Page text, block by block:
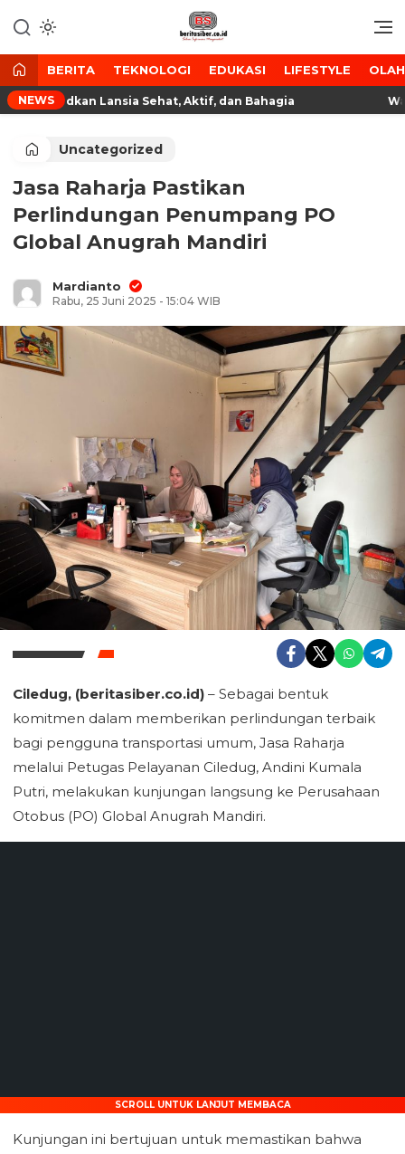
ke
konten
BeritaSiber.co.id
Media Tanggap Dan Akurat
BERITA TEKNOLOGI EDUKASI LIFESTYLE
NEWS
Wujudkan Lansia Sehat, Aktif, dan Bahagia
Uncategorized
Jasa Raharja Pastikan
Perlindungan Penumpang PO
Global Anugrah Mandiri
Mardianto
Rabu, 25 Juni 2025 - 15:04 WIB
Ciledug, (beritasiber.co.id) – Sebagai bentuk
komitmen dalam memberikan perlindungan terbaik
bagi pengguna transportasi umum, Jasa Raharja
melalui Petugas Pelayanan Ciledug, Andini Kumala
Putri, melakukan kunjungan langsung ke Perusahaan
Otobus (PO) Global Anugrah Mandiri.
SCROLL UNTUK LANJUT MEMBACA
Kunjungan ini bertujuan untuk memastikan bahwa